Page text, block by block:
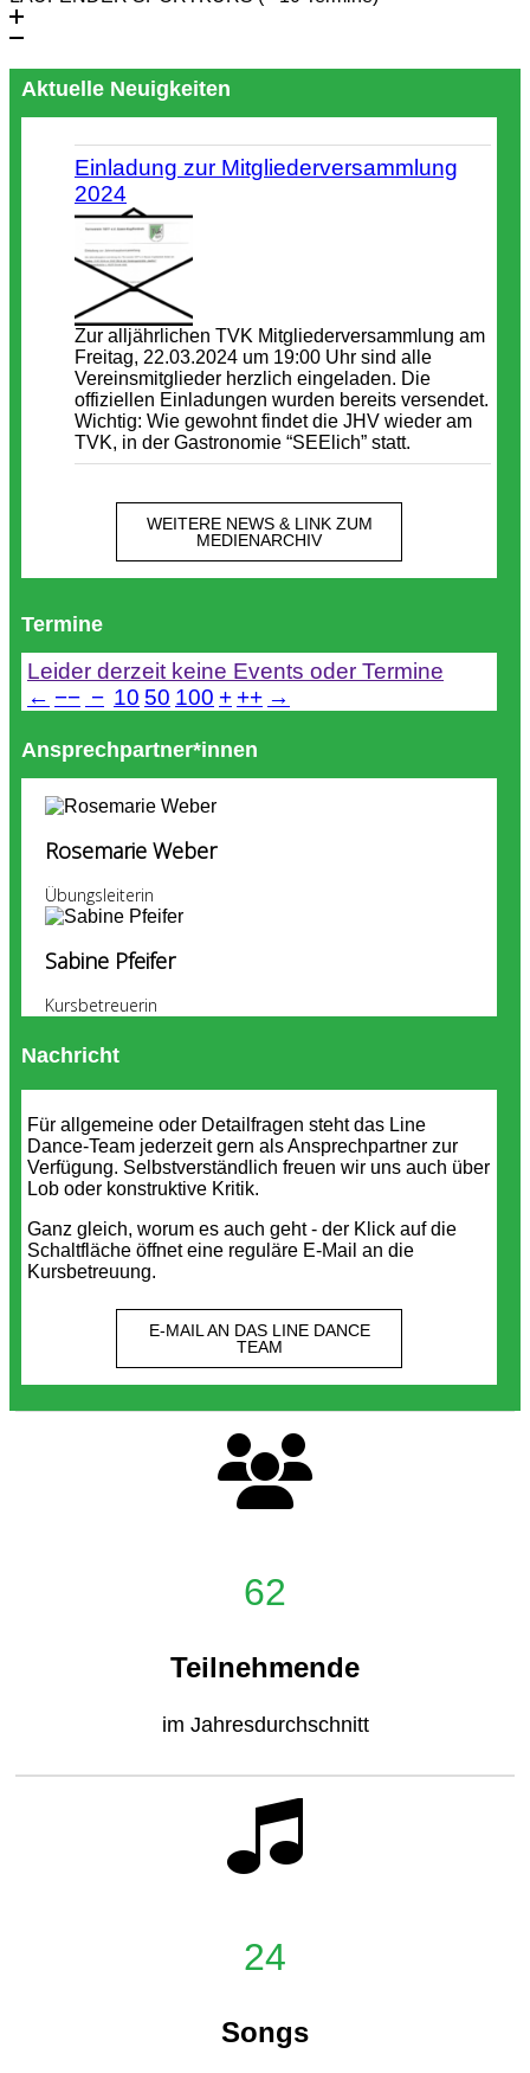
Aktuelle Neuigkeiten
Einladung zur Mitgliederversammlung
2024
Zur alljährlichen TVK Mitgliederversammlung am
Freitag, 22.03.2024 um 19:00 Uhr sind alle
Vereinsmitglieder herzlich eingeladen. Die
offiziellen Einladungen wurden bereits versendet.
Wichtig: Wie gewohnt findet die JHV wieder am
TVK, in der Gastronomie “SEElich” statt.
WEITERE NEWS & LINK ZUM
MEDIENARCHIV
Termine
Leider derzeit keine Events oder Termine
← −− − 10 50 100 + ++ →
Ansprechpartner*innen
Rosemarie Weber
Übungsleiterin
Sabine Pfeifer
Kursbetreuerin
Nachricht
Für allgemeine oder Detailfragen steht das Line
Dance-Team jederzeit gern als Ansprechpartner zur
Verfügung. Selbstverständlich freuen wir uns auch über
Lob oder konstruktive Kritik.
Ganz gleich, worum es auch geht - der Klick auf die
Schaltfläche öffnet eine reguläre E-Mail an die
Kursbetreuung.
E-MAIL AN DAS LINE DANCE
TEAM
62
Teilnehmende
im Jahresdurchschnitt
24
Songs